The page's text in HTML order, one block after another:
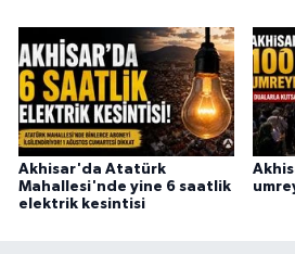
Akhisar'da Atatürk
Mahallesi'nde yine 6 saatlik
elektrik kesintisi